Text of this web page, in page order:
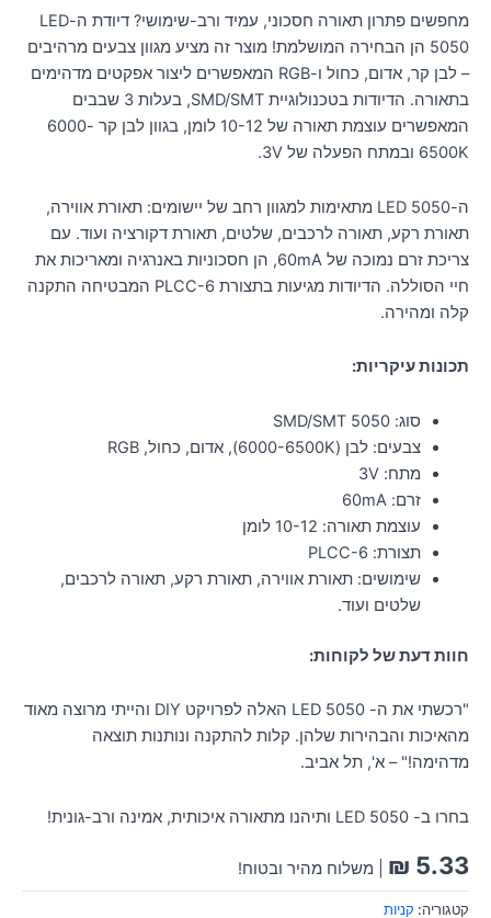
מחפשים פתרון תאורה חסכוני, עמיד ורב-שימושי? דיודת ה-LED
5050 הן הבחירה המושלמת! מוצר זה מציע מגוון צבעים מרהיבים
– לבן קר, אדום, כחול ו-RGB המאפשרים ליצור אפקטים מדהימים
בתאורה. הדיודות בטכנולוגיית SMD/SMT, בעלות 3 שבבים
המאפשרים עוצמת תאורה של 10-12 לומן, בגוון לבן קר 6000-
6500K ובמתח הפעלה של 3V.
ה-LED 5050 מתאימות למגוון רחב של יישומים: תאורת אווירה,
תאורת רקע, תאורה לרכבים, שלטים, תאורת דקורציה ועוד. עם
צריכת זרם נמוכה של 60mA, הן חסכוניות באנרגיה ומאריכות את
חיי הסוללה. הדיודות מגיעות בתצורת PLCC-6 המבטיחה התקנה
קלה ומהירה.
תכונות עיקריות:
סוג: 5050 SMD/SMT
צבעים: לבן (6000-6500K), אדום, כחול, RGB
מתח: 3V
זרם: 60mA
עוצמת תאורה: 10-12 לומן
תצורת: PLCC-6
שימושים: תאורת אווירה, תאורת רקע, תאורה לרכבים,
שלטים ועוד.
חוות דעת של לקוחות:
"רכשתי את ה- LED 5050 האלה לפרויקט DIY והייתי מרוצה מאוד
מהאיכות והבהירות שלהן. קלות להתקנה ונותנות תוצאה
מדהימה!" – א', תל אביב.
בחרו ב- LED 5050 ותיהנו מתאורה איכותית, אמינה ורב-גונית!
₪ 5.33 | משלוח מהיר ובטוח!
קטגוריה: קניות